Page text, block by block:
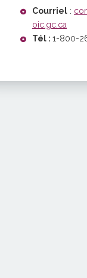
Courriel :
oic.gc.ca
Tél : 1-800-